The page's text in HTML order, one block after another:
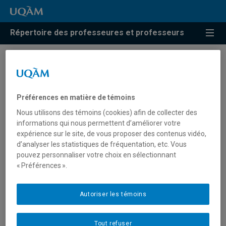
Répertoire des professeures et professeurs
Résultats de recherche pour
artificielle »
Smith, Elizabeth Allyn
smith.elizabeth_allyn@uqam.ca
Préférences en matière de témoins
Nous utilisons des témoins (cookies) afin de collecter des
informations qui nous permettent d’améliorer votre
expérience sur le site, de vous proposer des contenus vidéo,
d’analyser les statistiques de fréquentation, etc. Vous
pouvez personnaliser votre choix en sélectionnant
« Préférences ».
Tout refuser
Autoriser les témoins